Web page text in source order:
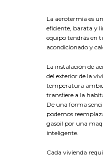
La aerotermia es
eficiente, barata y
equipo tendrás en
acondicionado y
La instalación de
del exterior de la
temperatura
transfiere a la
De una forma
podemos
gasoil por una
inteligente.
Cada vivienda